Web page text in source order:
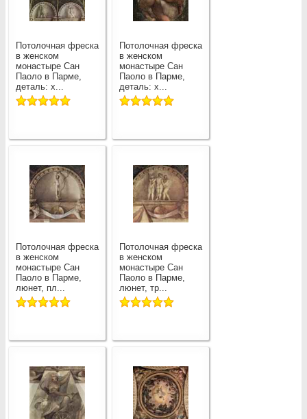
Потолочная фреска
в женском
монастыре Сан
Паоло в Парме,
деталь: х...
Потолочная фреска
в женском
монастыре Сан
Паоло в Парме,
деталь: х...
Потолочная фреска
в женском
монастыре Сан
Паоло в Парме,
люнет, пл...
Потолочная фреска
в женском
монастыре Сан
Паоло в Парме,
люнет, тр...